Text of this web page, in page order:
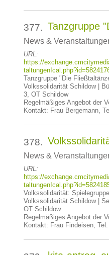
377. Tanzgruppe
News &
URL:
https://
Tanzgruppe "Die
Volkssolidarität Schildow |
3, OT Schildow
Regelmäßiges Angebot der
Kontakt: Frau Bergemann,
378.
News &
URL:
https://
Volkssolidarität: Spielegruppe
Volkssolidarität Schildow |
OT Schildow
Regelmäßiges Angebot der
Kontakt: Frau Findeisen,